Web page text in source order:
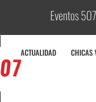
Eventos 507C
ACTUALIDAD CHICAS